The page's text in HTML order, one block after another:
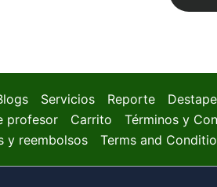
Servicios Reporte
profesor Carrito Términos y
y reembolsos
Terms and